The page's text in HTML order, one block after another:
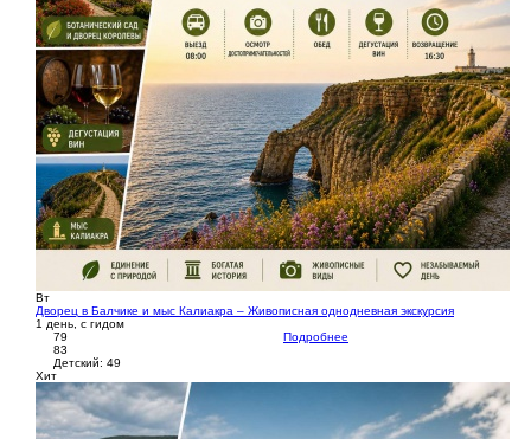
Вт
Дворец в Балчике и мыс Калиакра – Живописная однодневная экскурсия
1 день, с гидом
79
83
Детский: 49
Подробнее
Хит